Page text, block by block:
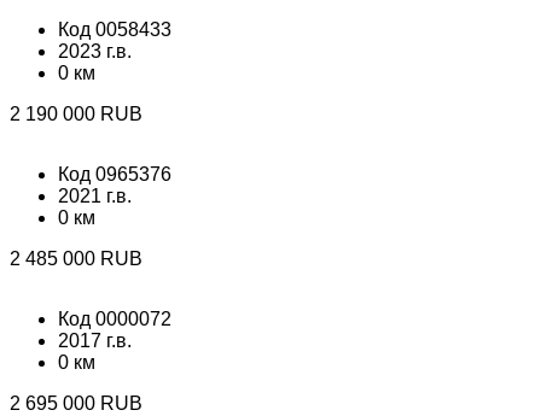
Код 0058433
2023 г.в.
0 км
2 190 000 RUB
Код 0965376
2021 г.в.
0 км
2 485 000 RUB
Код 0000072
2017 г.в.
0 км
2 695 000 RUB